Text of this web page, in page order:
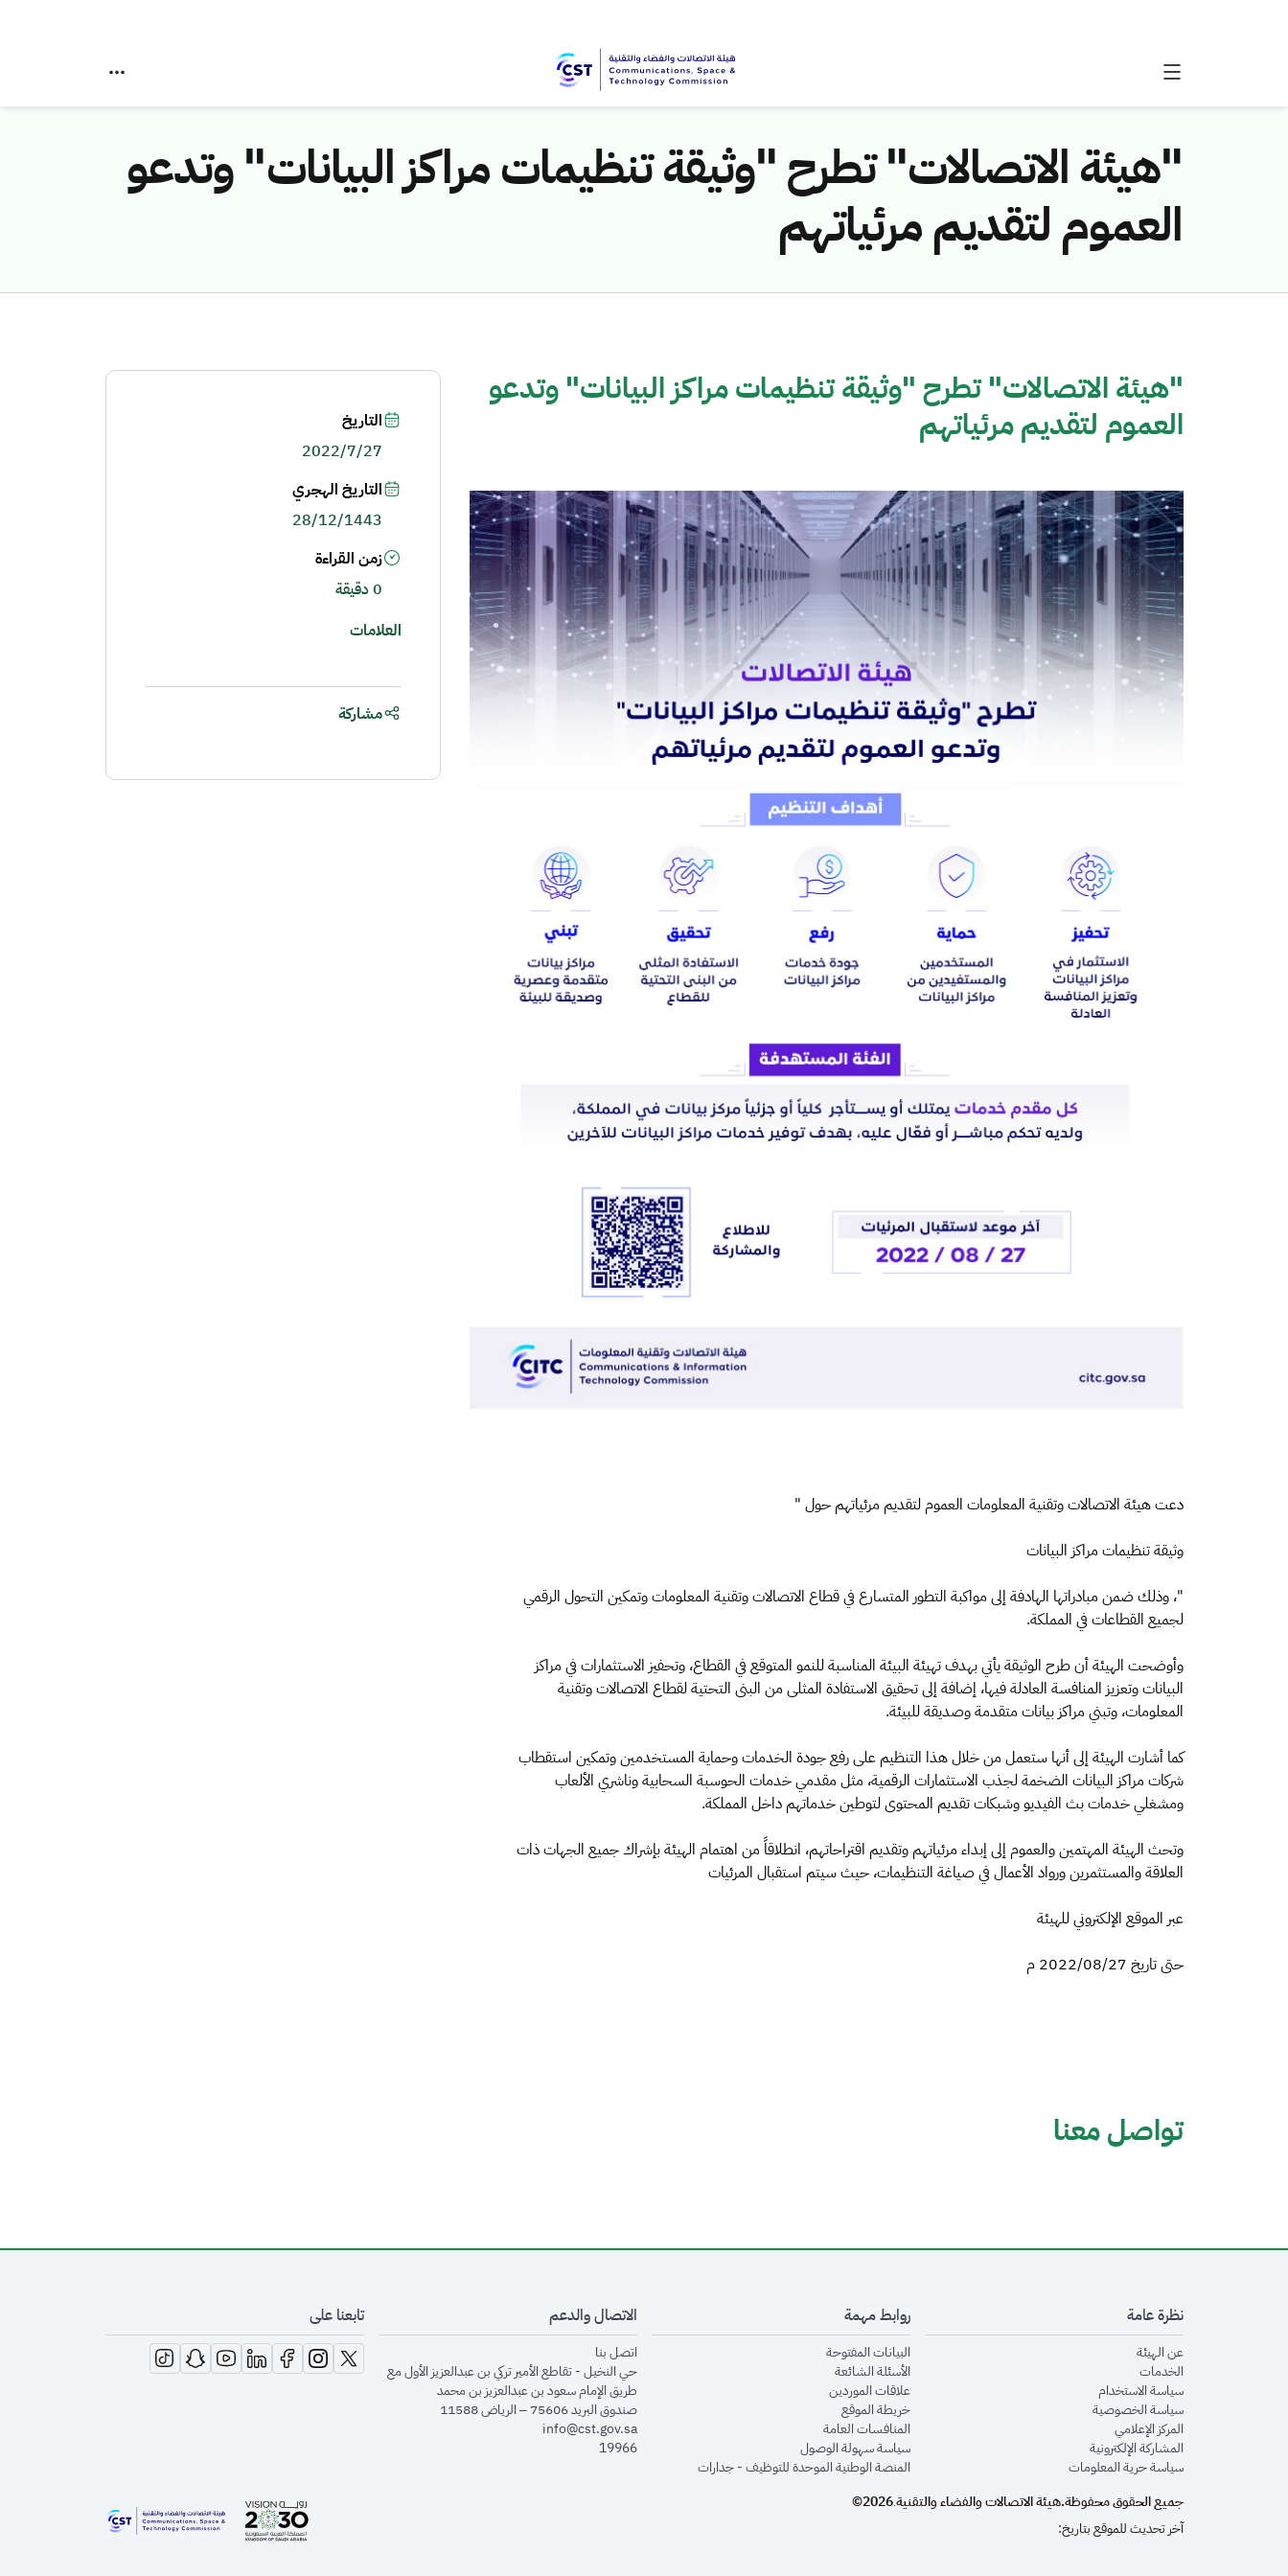
"هيئة الاتصالات" تطرح "وثيقة تنظيمات مراكز البيانات" وتدعو
العموم لتقديم مرئياتهم
"هيئة الاتصالات" تطرح "وثيقة تنظيمات مراكز البيانات" وتدعو
العموم لتقديم مرئياتهم
دعت هيئة الاتصالات وتقنية المعلومات العموم لتقديم مرئياتهم حول "
وثيقة تنظيمات مراكز البيانات
"، وذلك ضمن مبادراتها الهادفة إلى مواكبة التطور المتسارع في قطاع الاتصالات وتقنية المعلومات وتمكين التحول الرقمي
لجميع القطاعات في المملكة.
وأوضحت الهيئة أن طرح الوثيقة يأتي بهدف تهيئة البيئة المناسبة للنمو المتوقع في القطاع، وتحفيز الاستثمارات في مراكز
البيانات وتعزيز المنافسة العادلة فيها، إضافة إلى تحقيق الاستفادة المثلى من البنى التحتية لقطاع الاتصالات وتقنية
المعلومات، وتبني مراكز بيانات متقدمة وصديقة للبيئة.
كما أشارت الهيئة إلى أنها ستعمل من خلال هذا التنظيم على رفع جودة الخدمات وحماية المستخدمين وتمكين استقطاب
شركات مراكز البيانات الضخمة لجذب الاستثمارات الرقمية، مثل مقدمي خدمات الحوسبة السحابية وناشري الألعاب
ومشغلي خدمات بث الفيديو وشبكات تقديم المحتوى لتوطين خدماتهم داخل المملكة.
وتحث الهيئة المهتمين والعموم إلى إبداء مرئياتهم وتقديم اقتراحاتهم، انطلاقاً من اهتمام الهيئة بإشراك جميع الجهات ذات
العلاقة والمستثمرين ورواد الأعمال في صياغة التنظيمات، حيث سيتم استقبال المرئيات
عبر الموقع الإلكتروني للهيئة
حتى تاريخ 2022/08/27 م
التاريخ
2022/7/27
التاريخ الهجري
28/12/1443
زمن القراءة
0 دقيقة
العلامات
مشاركة
تواصل معنا
نظرة عامة
عن الهيئةopens in new window
الخدماتopens in new window
سياسة الاستخدام
سياسة الخصوصيةopens in new window
المركز الإعلاميopens in new window
المشاركة الإلكترونيةopens in new window
سياسة حرية المعلوماتopens in new window
روابط مهمة
البيانات المفتوحةopens in new window
الأسئلة الشائعةopens in new window
علاقات الموردينopens in new window
خريطة الموقعopens in new window
المنافسات العامةopens in new window
سياسة سهولة الوصولopens in new window
المنصة الوطنية الموحدة للتوظيف - جداراتopens in new window
الاتصال والدعم
اتصل بنا
حي النخيل - تقاطع الأمير تركي بن عبدالعزيز الأول مع
طريق الإمام سعود بن عبدالعزيز بن محمد
صندوق البريد 75606 – الرياض 11588
info@cst.gov.sa
19966
تابعنا على
opens in new window
opens in new window
opens in new window
opens in new window
opens in new window
opens in new window
opens in new window
جميع الحقوق محفوظة.هيئة الاتصالات والفضاء والتقنية.
2026©
آخر تحديث للموقع بتاريخ:
opens in new window